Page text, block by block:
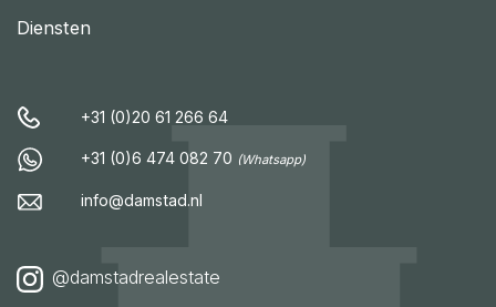
Diensten
+31 (0)20 61 266 64
+31 (0)6 474 082 70 (Whatsapp)
info@damstad.nl
@damstadrealestate